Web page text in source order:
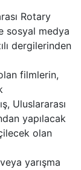
Rotary
sosyal medya
dergilerinden
filmlerin,
Uluslararası
yapılacak
olan
yarışma